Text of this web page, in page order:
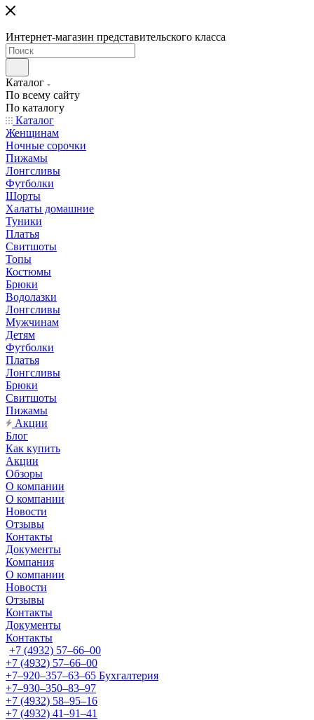
Интернет-магазин представительского класса
Каталог
По всему сайту
По каталогу
Каталог
Женщинам
Ночные сорочки
Пижамы
Лонгсливы
Футболки
Шорты
Халаты домашние
Туники
Платья
Свитшоты
Топы
Костюмы
Брюки
Водолазки
Лонгсливы
Мужчинам
Детям
Футболки
Платья
Лонгсливы
Брюки
Свитшоты
Пижамы
Акции
Блог
Как купить
Акции
Обзоры
О компании
О компании
Новости
Отзывы
Контакты
Документы
Компания
О компании
Новости
Отзывы
Контакты
Документы
Контакты
+7 (4932) 57‒66‒00
+7 (4932) 57‒66‒00
+7‒920‒357‒63‒65 Бухгалтерия
+7‒930‒350‒83‒97
+7 (4932) 58‒95‒16
+7 (4932) 41‒91‒41